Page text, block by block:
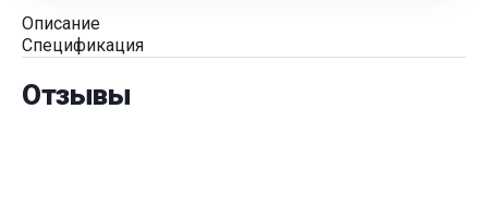
Описание
Спецификация
Отзывы